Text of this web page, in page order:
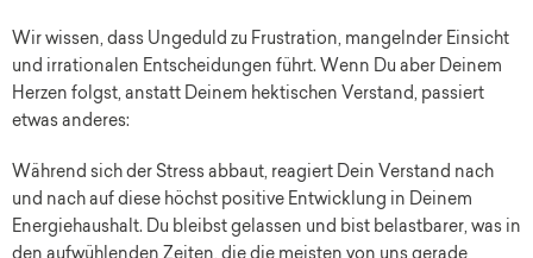
Wir wissen, dass Ungeduld zu Frustration, mangelnder Einsicht
und irrationalen Entscheidungen führt. Wenn Du aber Deinem
Herzen folgst, anstatt Deinem hektischen Verstand, passiert
etwas anderes:
Während sich der Stress abbaut, reagiert Dein Verstand nach
und nach auf diese höchst positive Entwicklung in Deinem
Energiehaushalt. Du bleibst gelassen und bist belastbarer, was in